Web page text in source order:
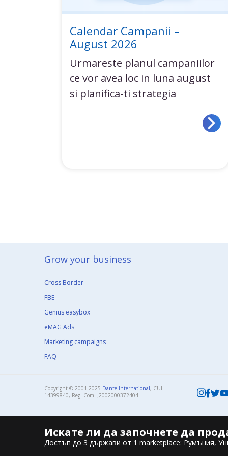
Calendar Campanii –
August 2026
Urmareste planul campaniilor
ce vor avea loc in luna august
si planifica-ti strategia
Grow your business​
Cross Border
FBE
Genius easybox
eMAG Ads
Marketing campaigns
FAQ
Copyright © 2001-2025 Dante International, CUI:
14399840, Reg. Com. J2002000372404​
Искате ли да започнете да
Достъп до 3 държави от 1 marketplace: Румъния,